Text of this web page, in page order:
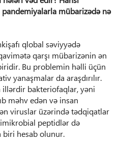
mübarizədə nə
qlobal səviyyədə
qarşı mübarizənin ən
Bu problemin həlli üçün
yanaşmalar da araşdırılır.
illərdir bakteriofaqlar, yəni
məhv edən və insan
viruslar üzərində tədqiqatlar
peptidlər də
hesab olunur.